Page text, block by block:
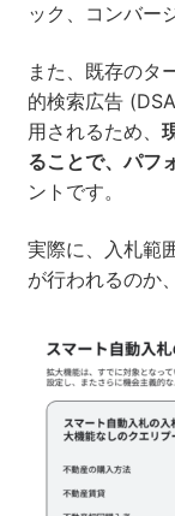
ック、コンバー
また、既存のタ
的検索広告
用されるため、
ることで、パフ
ントです。
実際に、入札範
が行われるのか